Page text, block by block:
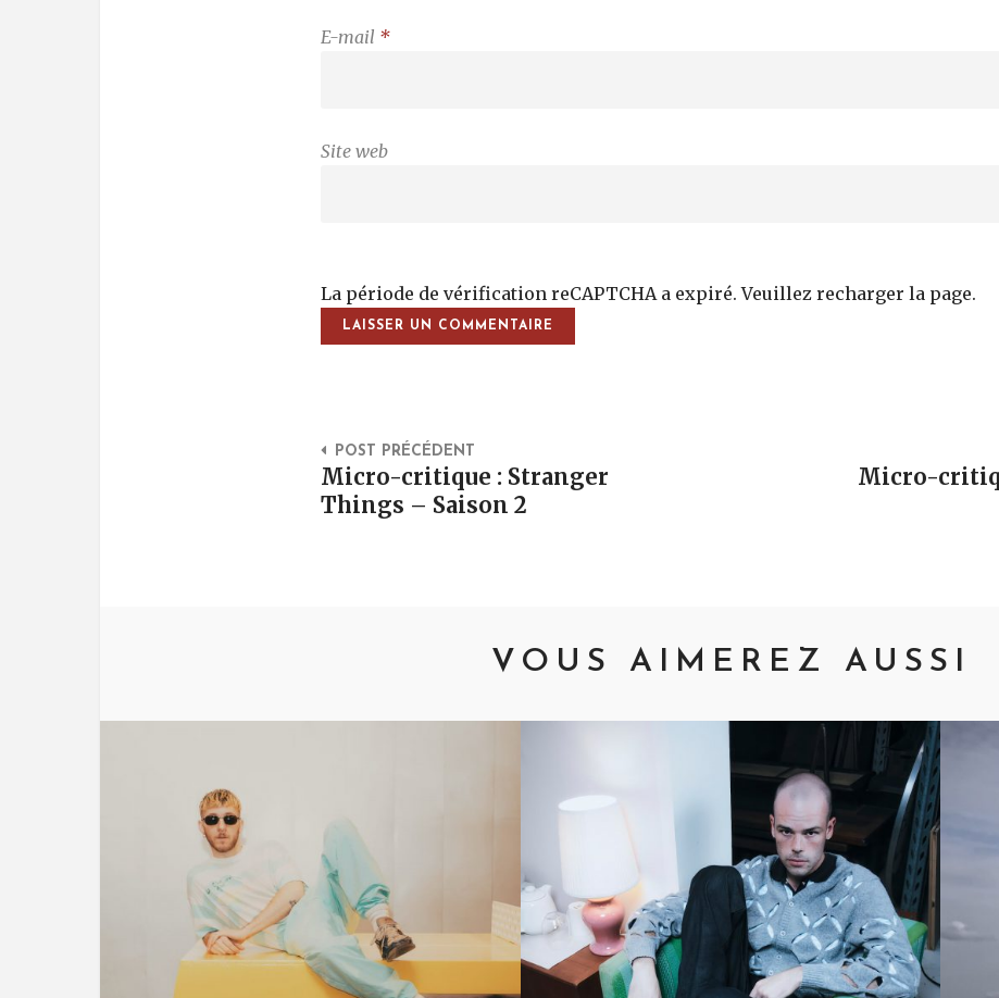
E-mail *
Site web
La période de vérification reCAPTCHA a expiré. Veuillez recharger la page.
Post Navigation
POST PRÉCÉDENT
Micro-critique : Stranger
Things – Saison 2
Micro-
VOUS AIMEREZ AUSSI